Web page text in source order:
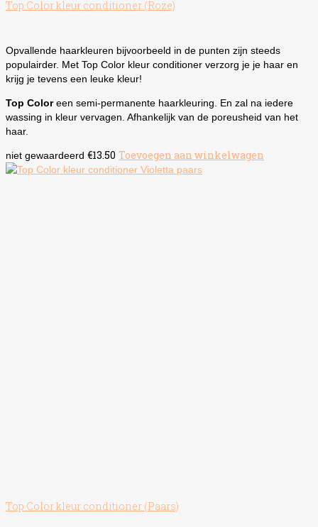
Top Color kleur conditioner (Roze)
Opvallende haarkleuren bijvoorbeeld in de punten zijn steeds
populairder. Met Top Color kleur conditioner verzorg je je haar en
krijg je tevens een leuke kleur!
Top Coloreen semi-permanente haarkleuring. En zal na iedere
wassing in kleur vervagen. Afhankelijk van de poreusheid van het
haar.
niet gewaardeerd €13.50 Toevoegen aan winkelwagen
Top Color kleur conditioner (Paars)